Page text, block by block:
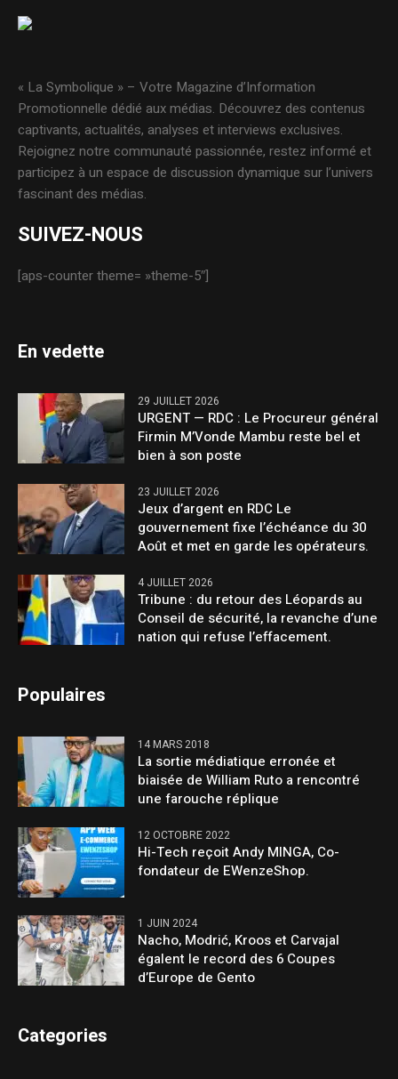
« La Symbolique » – Votre Magazine d’Information
Promotionnelle dédié aux médias. Découvrez des contenus
captivants, actualités, analyses et interviews exclusives.
Rejoignez notre communauté passionnée, restez informé et
participez à un espace de discussion dynamique sur l’univers
fascinant des médias.
SUIVEZ-NOUS
[aps-counter theme= »theme-5″]
En vedette
29 JUILLET 2026
URGENT — RDC : Le Procureur général
Firmin M’Vonde Mambu reste bel et
bien à son poste
23 JUILLET 2026
Jeux d’argent en RDC Le
gouvernement fixe l’échéance du 30
Août et met en garde les opérateurs.
4 JUILLET 2026
Tribune : du retour des Léopards au
Conseil de sécurité, la revanche d’une
nation qui refuse l’effacement.
Populaires
14 MARS 2018
La sortie médiatique erronée et
biaisée de William Ruto a rencontré
une farouche réplique
12 OCTOBRE 2022
Hi-Tech reçoit Andy MINGA, Co-
fondateur de EWenzeShop.
1 JUIN 2024
Nacho, Modrić, Kroos et Carvajal
égalent le record des 6 Coupes
d’Europe de Gento
Categories